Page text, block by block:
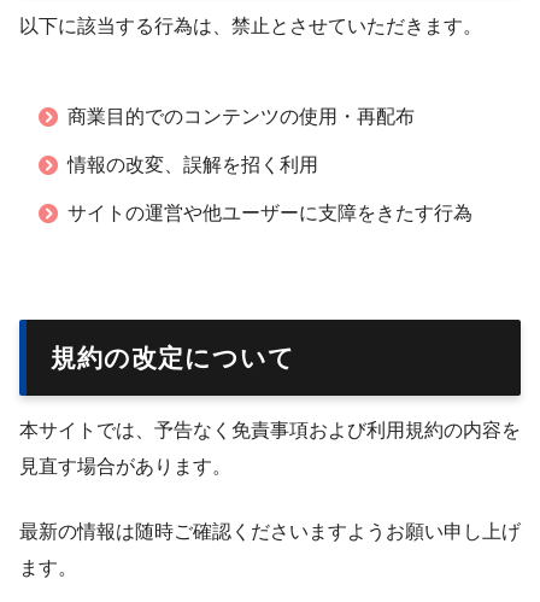
以下に該当する行為は、禁止とさせていただきます。
商業目的でのコンテンツの使用・再配布
情報の改変、誤解を招く利用
サイトの運営や他ユーザーに支障をきたす行為
規約の改定について
本サイトでは、予告なく免責事項および利用規約の内容を
見直す場合があります。
最新の情報は随時ご確認くださいますようお願い申し上げ
ます。